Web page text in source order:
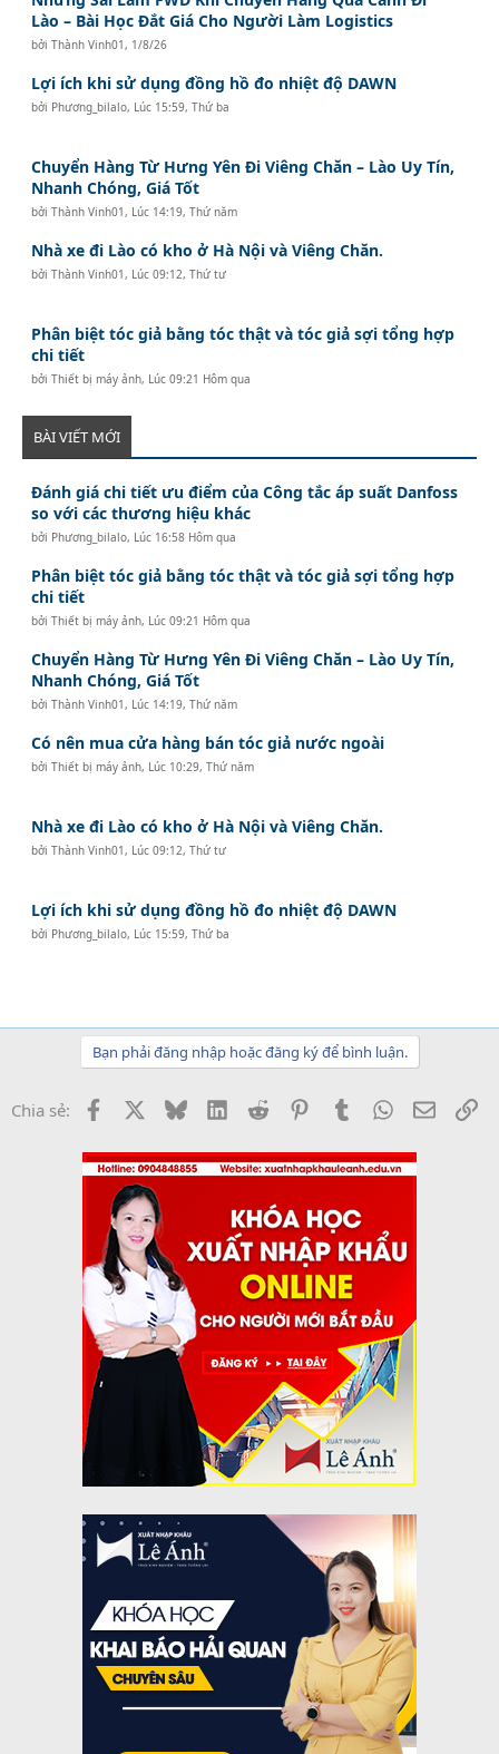
Lào – Bài Học Đắt Giá Cho Người Làm Logistics
bởiThành Vinh01 , 1/8/26
Lợi ích khi sử dụng đồng hồ đo nhiệt độ DAWN
bởi Phương_bilalo, Lúc 15:59, Thứ ba
Chuyển Hàng Từ Hưng Yên Đi Viêng Chăn – Lào Uy Tín,
Nhanh Chóng, Giá Tốt
bởiThành Vinh01 , Lúc 14:19, Thứ năm
Nhà xe đi Lào có kho ở Hà Nội và Viêng Chăn.
bởiThành Vinh01 , Lúc 09:12, Thứ tư
Phân biệt tóc giả bằng tóc thật và tóc giả sợi tổng hợp
chi tiết
bởiThiết bị máy ảnh, Lúc 09:21 Hôm qua
BÀI VIẾT MỚI
Đánh giá chi tiết ưu điểm của Công tắc áp suất Danfoss
so với các thương hiệu khác
bởi Phương_bilalo, Lúc 16:58 Hôm qua
Phân biệt tóc giả bằng tóc thật và tóc giả sợi tổng hợp
chi tiết
bởiThiết bị máy ảnh, Lúc 09:21 Hôm qua
Chuyển Hàng Từ Hưng Yên Đi Viêng Chăn – Lào Uy Tín,
Nhanh Chóng, Giá Tốt
bởiThành Vinh01 , Lúc 14:19, Thứ năm
Có nên mua cửa hàng bán tóc giả nước ngoài
bởiThiết bị máy ảnh, Lúc 10:29, Thứ năm
Nhà xe đi Lào có kho ở Hà Nội và Viêng Chăn.
bởiThành Vinh01 , Lúc 09:12, Thứ tư
Lợi ích khi sử dụng đồng hồ đo nhiệt độ DAWN
bởi Phương_bilalo, Lúc 15:59, Thứ ba
Bạn phải đăng nhập hoặc đăng ký để bình luận.
Chia sẻ: Facebook BlueskyLinkedInReddit PinterestTumblrWhatsApp
Email